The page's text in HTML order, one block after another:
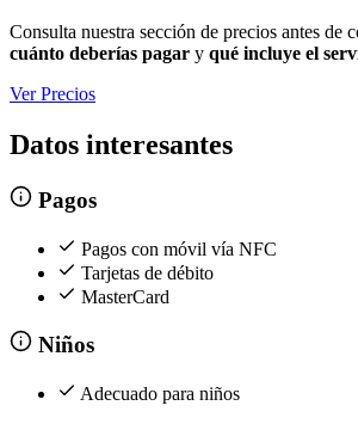
Consulta nuestra sección de precios antes de
cuánto deberías pagar y qué incluye el
Ver Precios
Datos interesantes
Pagos
Pagos con móvil vía NFC
Tarjetas de débito
MasterCard
Niños
Adecuado para niños